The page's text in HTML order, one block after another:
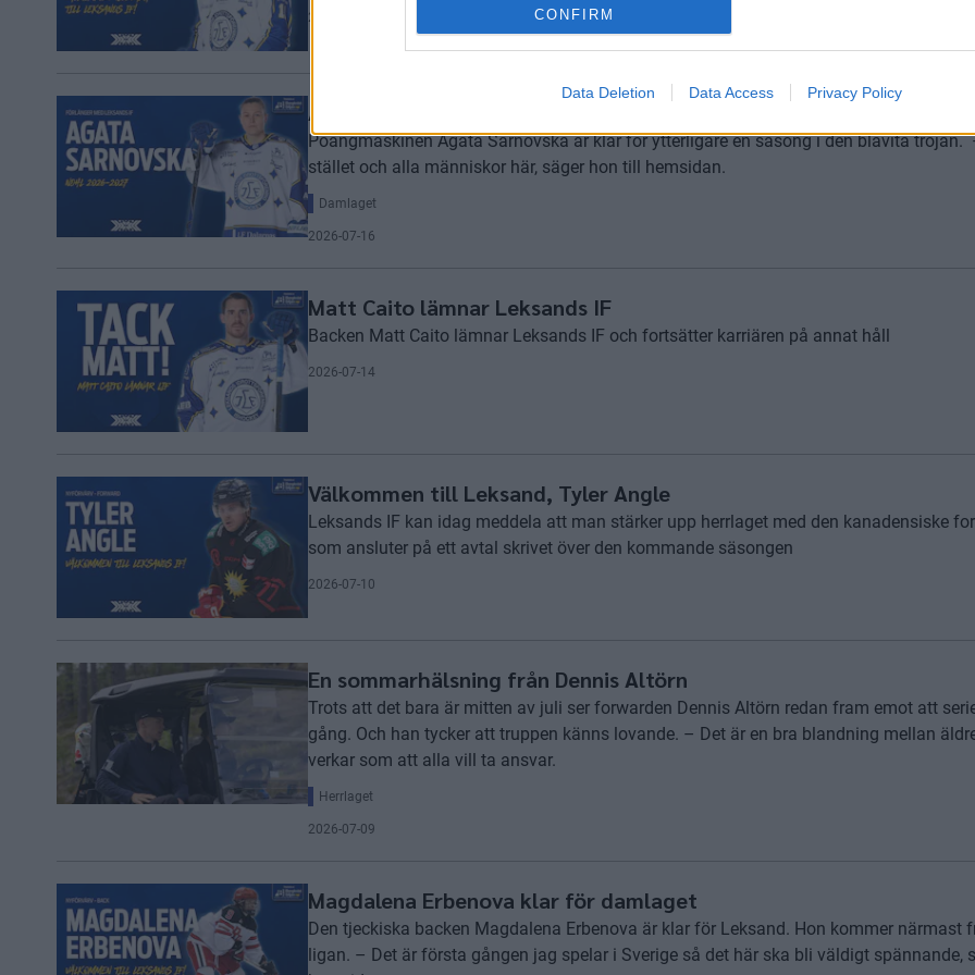
CONFIRM
Data Deletion Data Access Privacy Policy
2026-07-17
Agata Sarnovska stannar i Leksand
Poängmaskinen Agata Sarnovska är klar för ytterligare en säsong i den blåvita
stället och alla människor här, säger hon till hemsidan.
Damlaget
2026-07-16
Matt Caito lämnar Leksands IF
Backen Matt Caito lämnar Leksands IF och fortsätter karriären på annat håll
2026-07-14
Välkommen till Leksand, Tyler Angle
Leksands IF kan idag meddela att man stärker upp herrlaget med den kanadensiske
som ansluter på ett avtal skrivet över den kommande säsongen
2026-07-10
En sommarhälsning från Dennis Altörn
Trots att det bara är mitten av juli ser forwarden Dennis Altörn redan fram emot att
gång. Och han tycker att truppen känns lovande. – Det är en bra blandning mellan
verkar som att alla vill ta ansvar.
Herrlaget
2026-07-09
Magdalena Erbenova klar för damlaget
Den tjeckiska backen Magdalena Erbenova är klar för Leksand. Hon kommer närmast
ligan. – Det är första gången jag spelar i Sverige så det här ska bli väldigt spännande,